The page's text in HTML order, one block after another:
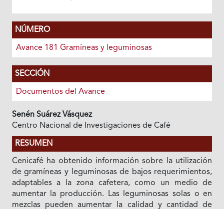
NÚMERO
Avance 181 Gramíneas y leguminosas
SECCIÓN
Documentos del Avance
Senén Suárez Vásquez
Centro Nacional de Investigaciones de Café
RESUMEN
Cenicafé ha obtenido información sobre la utilización
de gramíneas y leguminosas de bajos requerimientos,
adaptables a la zona cafetera, como un medio de
aumentar la producción. Las leguminosas solas o en
mezclas pueden aumentar la calidad y cantidad de